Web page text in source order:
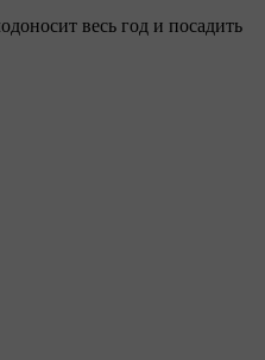
весь год и посадить